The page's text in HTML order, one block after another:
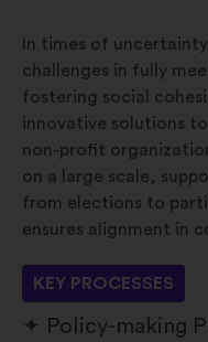
In times of
challenges in fully
fostering social
innovative solutions
non-profit
on a large scale,
from elections to
ensures alignment in
KEY PROCESSES
Policy-making